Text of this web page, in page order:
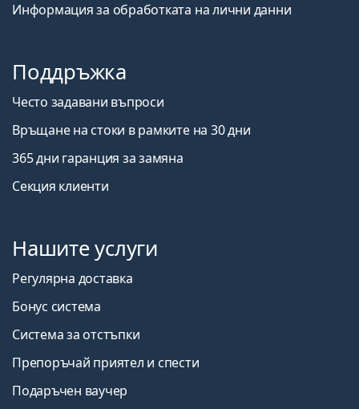
Информация за обработката на лични данни
Поддръжка
Често задавани въпроси
Връщане на стоки в рамките на 30 дни
365 дни гаранция за замяна
Секция клиенти
Нашите услуги
Регулярна доставка
Бонус система
Система за отстъпки
Препоръчай приятел и спести
Подаръчен ваучер